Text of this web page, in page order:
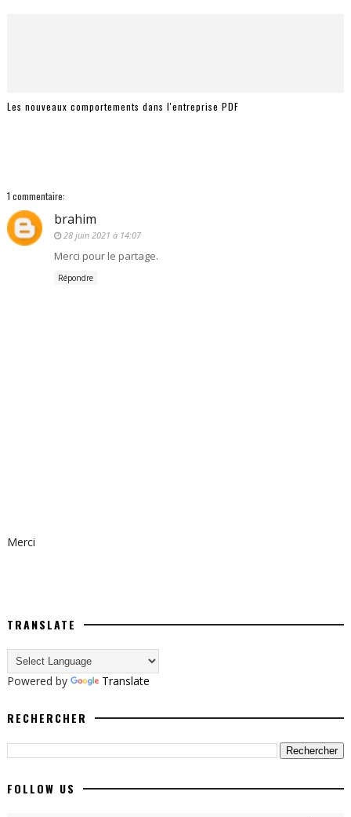
Les nouveaux comportements dans l'entreprise PDF
1 commentaire:
brahim
28 juin 2021 à 14:07
Merci pour le partage.
Répondre
Merci
TRANSLATE
Powered by Translate
RECHERCHER
FOLLOW US